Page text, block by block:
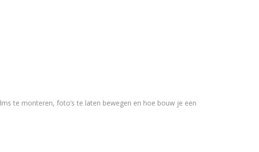
te monteren, foto’s te laten bewegen en hoe bouw je een